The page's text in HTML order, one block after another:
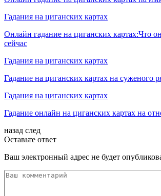
Гадания на циганских картах
Онлайн гадание на циганских картах:Что
сейчас
Гадания на циганских картах
Гадание на циганских картах на суженого
Гадания на циганских картах
Гадание онлайн на циганских картах на
назад след
Оставьте ответ
Ваш электронный адрес не будет